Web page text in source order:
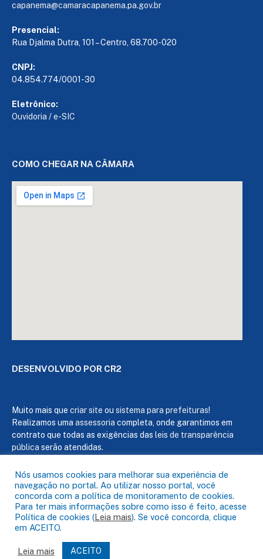
capanema@camaracapanema.pa.gov.br
Presencial:
Rua Djalma Dutra, 101 – Centro, 68.700-020
CNPJ:
04.854.774/0001-30
Eletrônico:
Ouvidoria /e-SIC
COMO CHEGAR NA CÂMARA
DESENVOLVIDO POR CR2
Muito mais que criar site ou sistema para prefeituras!
Realizamos uma assessoria completa, onde garantimos em
contrato que todas as exigências das leis de transparência
pública serão atendidas.
Conheça oPNTPe oRadar da Transparência Pública
Todos os direitos reservados a Câmara de Capanema
Nós usamos cookies para melhorar sua experiência de
navegação no portal. Ao utilizar nosso portal, você
concorda com a política de monitoramento de cookies.
Para ter mais informações sobre como isso é feito, acesse
Política de cookies (Leia mais). Se você concorda, clique
em ACEITO.
Leia mais ACEITO